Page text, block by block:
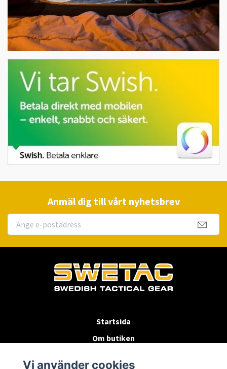
Anmäl dig till vårt nyhetsbrev
Startsida
Om butiken
Vi använder cookies